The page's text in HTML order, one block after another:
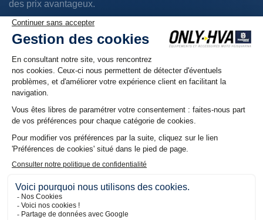
des prix avantageux.
LES QUESTIONS
FRÉQUENTES
Pour toutes vos autres questions n'hésitez pas à nous
contacter par téléphone du Lundi au Vendredi de 10h à 12
APPELEZ-NOUS